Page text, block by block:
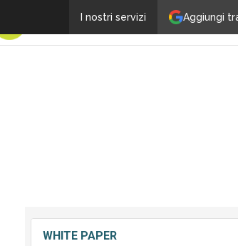
Aggiungi
I nostri servizi
AWS aprirà un Data Center in
WHITE PAPER